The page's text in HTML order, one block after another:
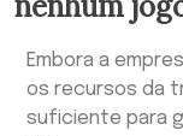
Embora a
os recursos da
suficiente para